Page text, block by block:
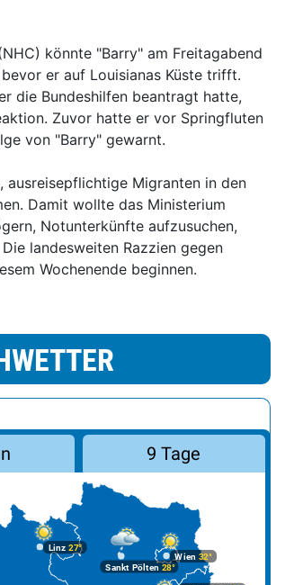
könnte "Barry" am Freitagabend
er auf Louisianas Küste trifft.
die Bundeshilfen beantragt hatte,
Zuvor hatte er vor Springfluten
von "Barry" gewarnt.
Migranten in den
Damit wollte das Ministerium
Notunterkünfte aufzusuchen,
landesweiten Razzien gegen
Wochenende beginnen.
9 Tage
Linz 27°
Wien 32°
Sankt Pölten 28°